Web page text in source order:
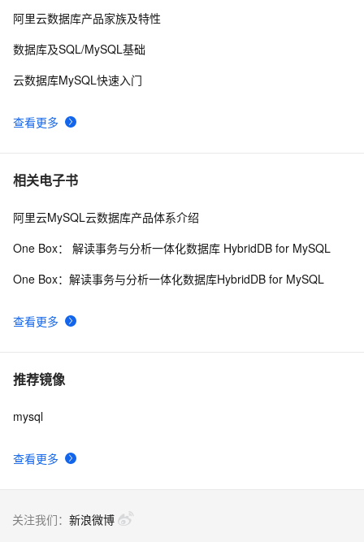
10mysql预处理语句
查看更多
阿里云数据库产品家族及特性
数据库及SQL/MySQL基础
云数据库MySQL快速入门
相关电子书
查看更多
阿里云MySQL云数据库产品体系介绍
One Box： 解读事务与分析一体化数据库 HybridDB for MySQL
One Box：解读事务与分析一体化数据库HybridDB for MySQL
推荐镜像
查看更多
mysql
关注我们： 新浪微博